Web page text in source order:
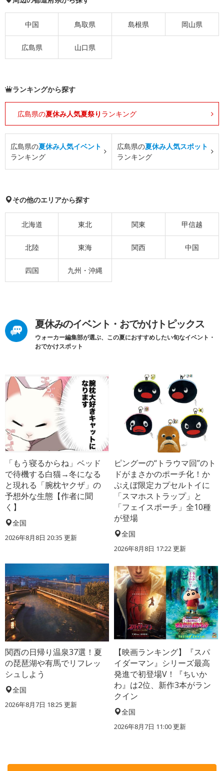
中国 鳥取県 島根県 岡山県
広島県 山口県
ランキングから探す
広島県の夏休み人気夏祭り ランキング
広島県の夏休み人気イベント
ランキング
広島県の夏休み人気スポット
ランキング
その他のエリアから探す
北海道 東北 関東 甲信越
北陸 東海 関西 中国
四国 九州・沖縄
夏休みのイベント・おでかけトピックス
ウォーカー編集部が選ぶ、この夏におすすめしたい旬なイベント・
おでかけスポット
「もう寝るからね」ベッド
で待機する白猫→冬になる
と現れる「腕枕ヤクザ」の
予想外な生態【作者に聞
く】
全国
2026年8月8日 20:35 更新
ピングーの“トラウマ回”のト
ドがまさかのポーチ化！か
ぷえぼ限定カプセルトイに
「スマホストラップ」と
「フェイスポーチ」全10種
が登場
全国
2026年8月8日 17:22更新
関西の日帰り温泉37選！夏
の琵琶湖や有馬でリフレッ
シュしよう
全国
2026年8月7日 18:25 更新
【映画ランキング】『スパ
イダーマン』シリーズ最高
発進で初登場V！『ちいか
わ』は2位、新作3本がラン
クイン
全国
2026年8月7日 11:00更新